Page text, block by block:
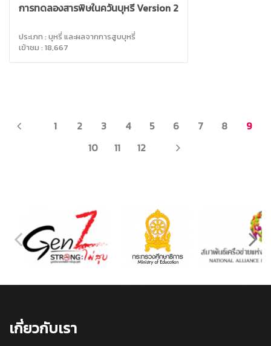
การทดลองสารพิษในควันบุหรี่ Version 2
ประเภท : บุหรี่ และผลจากการสูบบุหรี่
เข้าชม : 18,667
PREV 1 2 3 4 5 6 7 8
9
10
11 12 NEXT
เกี่ยวกับเรา